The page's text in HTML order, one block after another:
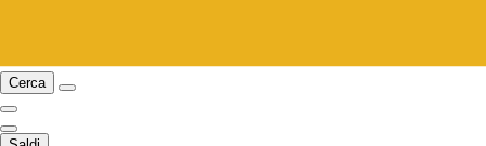
Cerca